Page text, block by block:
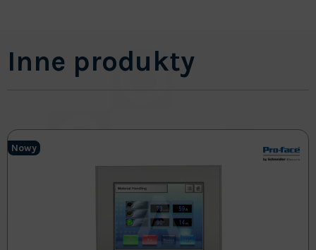
Inne produkty
Nowy